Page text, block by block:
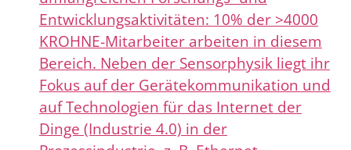
Entwicklungsaktivitäten: 10% der >4000
KROHNE-Mitarbeiter arbeiten in diesem
Bereich. Neben der Sensorphysik liegt ihr
Fokus auf der Gerätekommunikation und
auf Technologien für das Internet der
Dinge (Industrie 4.0) in der